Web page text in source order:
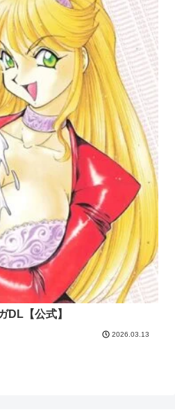
DL【公式】
2026.03.13